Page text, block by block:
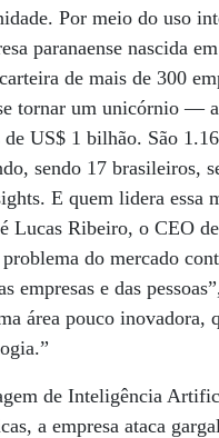
Por meio do uso
paranaense nascida
de mais de 300
tornar um unicórnio —
de US$ 1 bilhão. São
sendo 17 brasileiros,
E quem lidera essa
Lucas Ribeiro, o CEO
do mercado
empresas e das
área pouco inovadora,
de Inteligência
a empresa ataca